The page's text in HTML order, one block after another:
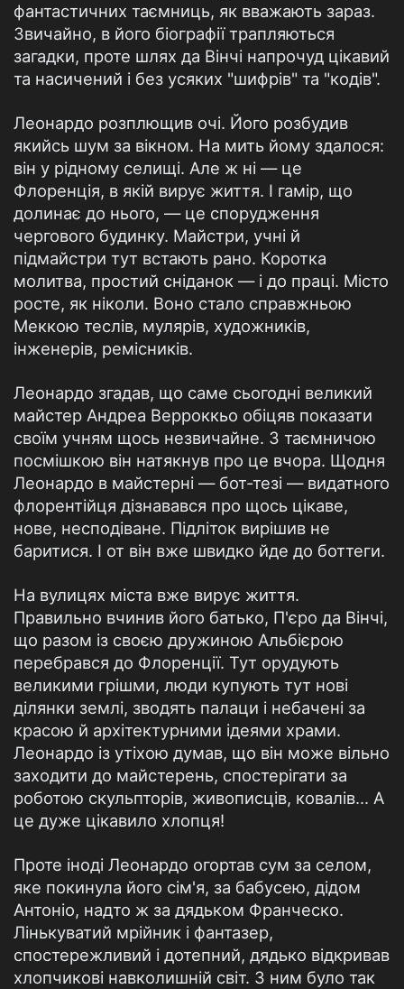
фантастичних таємниць, як вважають зараз.
Звичайно, в його біографії трапляються
загадки, проте шлях да Вінчі напрочуд цікавий
та насичений і без усяких "шифрів" та "кодів".
Леонардо розплющив очі. Його розбудив
якийсь шум за вікном. На мить йому здалося:
він у рідному селищі. Але ж ні — це
Флоренція, в якій вирує життя. І гамір, що
долинає до нього, — це спорудження
чергового будинку. Майстри, учні й
підмайстри тут встають рано. Коротка
молитва, простий сніданок — і до праці. Місто
росте, як ніколи. Воно стало справжньою
Меккою теслів, мулярів, художників,
інженерів, ремісників.
Леонардо згадав, що саме сьогодні великий
майстер Андреа Верроккьо обіцяв показати
своїм учням щось незвичайне. З таємничою
посмішкою він натякнув про це вчора. Щодня
Леонардо в майстерні — бот-тезі — видатного
флорентійця дізнавався про щось цікаве,
нове, несподіване. Підліток вирішив не
баритися. І от він вже швидко йде до боттеги.
На вулицях міста вже вирує життя.
Правильно вчинив його батько, П'єро да Вінчі,
що разом із своєю дружиною Альбієрою
перебрався до Флоренції. Тут орудують
великими грішми, люди купують тут нові
ділянки землі, зводять палаци і небачені за
красою й архітектурними ідеями храми.
Леонардо із утіхою думав, що він може вільно
заходити до майстерень, спостерігати за
роботою скульпторів, живописців, ковалів... А
це дуже цікавило хлопця!
Проте іноді Леонардо огортав сум за селом,
яке покинула його сім'я, за бабусею, дідом
Антоніо, надто ж за дядьком Франческо.
Лінькуватий мрійник і фантазер,
спостережливий і дотепний, дядько відкривав
хлопчикові навколишній світ. З ним було так